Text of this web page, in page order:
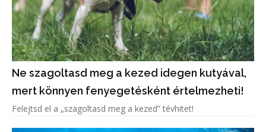
Ne szagoltasd meg a kezed idegen kutyával,
mert könnyen fenyegetésként értelmezheti!
Felejtsd el a „szagoltasd meg a kezed” tévhitet!